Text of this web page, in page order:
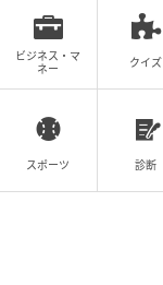
ビジネス・マ
ネー
クイズ
スポーツ 診断